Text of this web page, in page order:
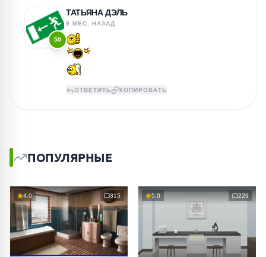
50
ТАТЬЯНА ДЭЛЬ
9 МЕС. НАЗАД
ОТВЕТИТЬ КОПИРОВАТЬ
ПОПУЛЯРНЫЕ
4.0 315 5.0 229